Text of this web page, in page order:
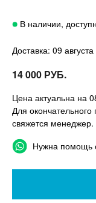
В наличии,
Доставка: 09 августа
14 000 РУБ.
Цена актуальна на
Для
свяжется менеджер.
Нужна помощь